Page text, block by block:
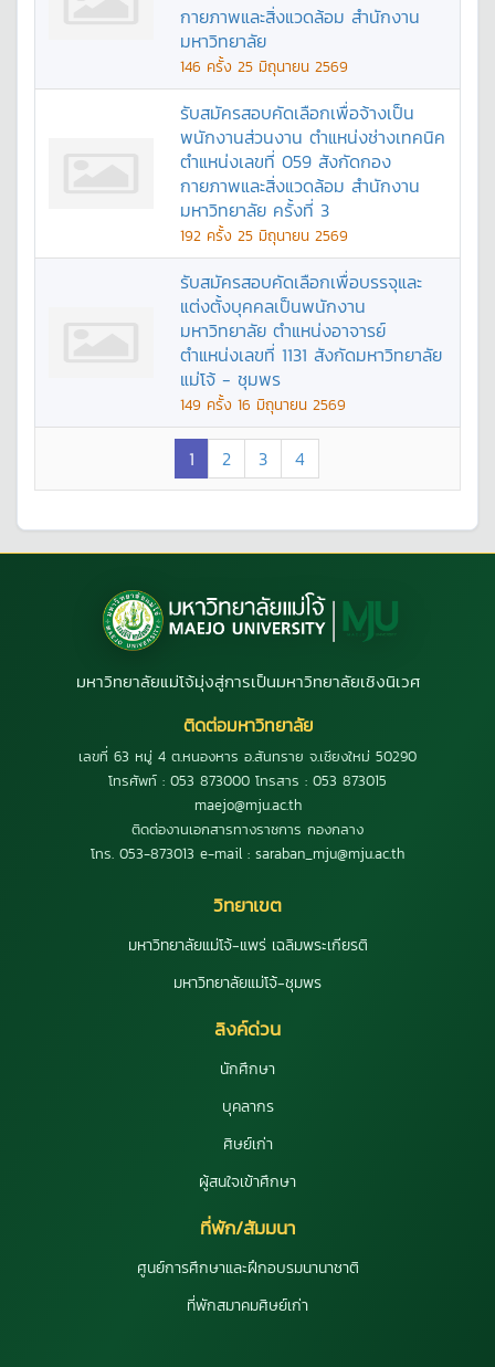
กายภาพและสิ่งแวดล้อม สำนักงาน
มหาวิทยาลัย
146 ครั้ง 25 มิถุนายน 2569
รับสมัครสอบคัดเลือกเพื่อจ้างเป็น
พนักงานส่วนงาน ตำแหน่งช่างเทคนิค
ตำแหน่งเลขที่ 059 สังกัดกอง
กายภาพและสิ่งแวดล้อม สำนักงาน
มหาวิทยาลัย ครั้งที่ 3
192 ครั้ง 25 มิถุนายน 2569
รับสมัครสอบคัดเลือกเพื่อบรรจุและ
แต่งตั้งบุคคลเป็นพนักงาน
มหาวิทยาลัย ตำแหน่งอาจารย์
ตำแหน่งเลขที่ 1131 สังกัดมหาวิทยาลัย
แม่โจ้ - ชุมพร
149 ครั้ง 16 มิถุนายน 2569
1 2 3 4
มหาวิทยาลัยแม่โจ้มุ่งสู่การเป็นมหาวิทยาลัยเชิงนิเวศ
ติดต่อมหาวิทยาลัย
เลขที่ 63 หมู่ 4 ต.หนองหาร อ.สันทราย จ.เชียงใหม่ 50290
โทรศัพท์ : 053 873000 โทรสาร : 053 873015
maejo@mju.ac.th
ติดต่องานเอกสารทางราชการ กองกลาง
โทร. 053-873013 e-mail : saraban_mju@mju.ac.th
วิทยาเขต
มหาวิทยาลัยแม่โจ้-แพร่ เฉลิมพระเกียรติ
มหาวิทยาลัยแม่โจ้-ชุมพร
ลิงค์ด่วน
นักศึกษา
บุคลากร
ศิษย์เก่า
ผู้สนใจเข้าศึกษา
ที่พัก/สัมมนา
ศูนย์การศึกษาและฝึกอบรมนานาชาติ
ที่พักสมาคมศิษย์เก่า